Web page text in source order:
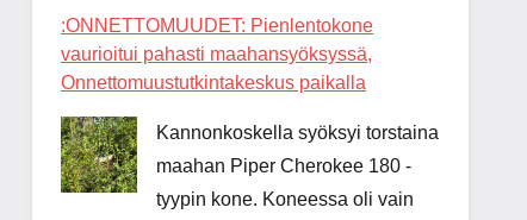
:ONNETTOMUUDET: Pienlentokone
vaurioitui pahasti maahansyöksyssä,
Onnettomuustutkintakeskus paikalla
Kannonkoskella syöksyi torstaina
maahan Piper Cherokee 180 -
tyypin kone. Koneessa oli vain